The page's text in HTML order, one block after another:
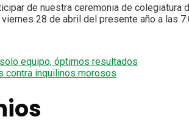
de nuestra ceremonia de colegiatura
28 de abril del presente año a las
equipo, óptimos resultados
contra inquilinos morosos